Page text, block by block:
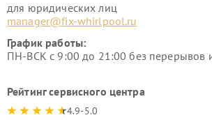
для юридических лиц
manager@fix-whirlpool.ru
График работы:
ПН-ВСК с 9:00 до 21:00 без перерывов
Рейтинг сервисного центра
4.9-5.0